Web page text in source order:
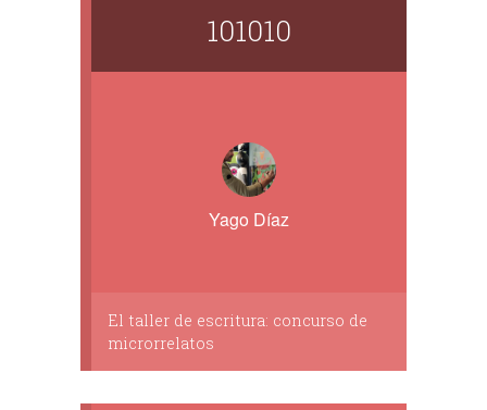
101010
Yago Díaz
El taller de escritura: concurso de
microrrelatos